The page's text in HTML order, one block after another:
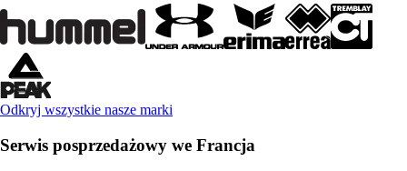
Odkryj wszystkie nasze marki
Serwis posprzedażowy we Francja